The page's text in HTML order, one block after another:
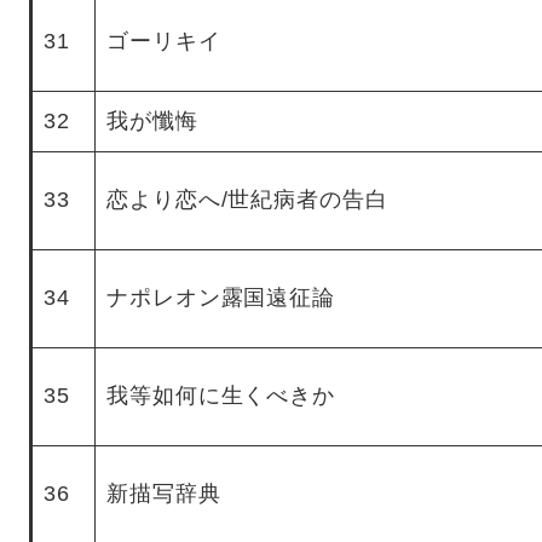
31 ゴーリキイ
32 我が懺悔
33 恋より恋へ/世紀病者の告白
34 ナポレオン露国遠征論
35 我等如何に生くべきか
36 新描写辞典